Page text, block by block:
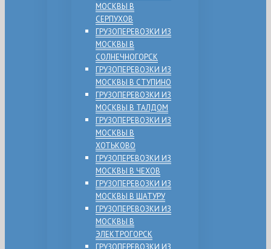
МОСКВЫ В
СЕРПУХОВ
ГРУЗОПЕРЕВОЗКИ ИЗ
МОСКВЫ В
СОЛНЕЧНОГОРСК
ГРУЗОПЕРЕВОЗКИ ИЗ
МОСКВЫ В СТУПИНО
ГРУЗОПЕРЕВОЗКИ ИЗ
МОСКВЫ В ТАЛДОМ
ГРУЗОПЕРЕВОЗКИ ИЗ
МОСКВЫ В
ХОТЬКОВО
ГРУЗОПЕРЕВОЗКИ ИЗ
МОСКВЫ В ЧЕХОВ
ГРУЗОПЕРЕВОЗКИ ИЗ
МОСКВЫ В ШАТУРУ
ГРУЗОПЕРЕВОЗКИ ИЗ
МОСКВЫ В
ЭЛЕКТРОГОРСК
ГРУЗОПЕРЕВОЗКИ ИЗ